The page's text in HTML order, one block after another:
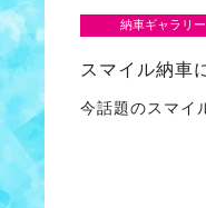
納車ギャラリー
スマイル納車
今話題のスマ